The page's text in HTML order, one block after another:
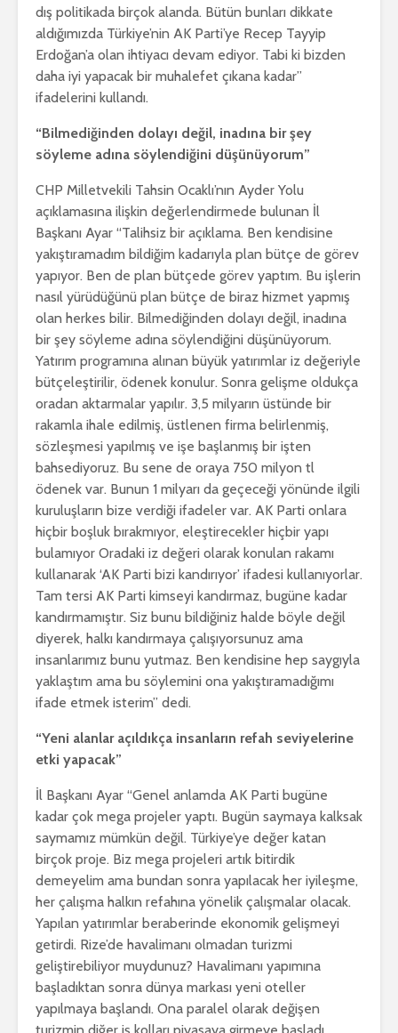
dış politikada birçok alanda. Bütün bunları dikkate
aldığımızda Türkiye’nin AK Parti’ye Recep Tayyip
Erdoğan’a olan ihtiyacı devam ediyor. Tabi ki bizden
daha iyi yapacak bir muhalefet çıkana kadar”
ifadelerini kullandı.
“Bilmediğinden dolayı değil, inadına bir şey
söyleme adına söylendiğini düşünüyorum”
CHP Milletvekili Tahsin Ocaklı’nın Ayder Yolu
açıklamasına ilişkin değerlendirmede bulunan İl
Başkanı Ayar “Talihsiz bir açıklama. Ben kendisine
yakıştıramadım bildiğim kadarıyla plan bütçe de görev
yapıyor. Ben de plan bütçede görev yaptım. Bu işlerin
nasıl yürüdüğünü plan bütçe de biraz hizmet yapmış
olan herkes bilir. Bilmediğinden dolayı değil, inadına
bir şey söyleme adına söylendiğini düşünüyorum.
Yatırım programına alınan büyük yatırımlar iz değeriyle
bütçeleştirilir, ödenek konulur. Sonra gelişme oldukça
oradan aktarmalar yapılır. 3,5 milyarın üstünde bir
rakamla ihale edilmiş, üstlenen firma belirlenmiş,
sözleşmesi yapılmış ve işe başlanmış bir işten
bahsediyoruz. Bu sene de oraya 750 milyon tl
ödenek var. Bunun 1 milyarı da geçeceği yönünde ilgili
kuruluşların bize verdiği ifadeler var. AK Parti onlara
hiçbir boşluk bırakmıyor, eleştirecekler hiçbir yapı
bulamıyor Oradaki iz değeri olarak konulan rakamı
kullanarak ‘AK Parti bizi kandırıyor’ ifadesi kullanıyorlar.
Tam tersi AK Parti kimseyi kandırmaz, bugüne kadar
kandırmamıştır. Siz bunu bildiğiniz halde böyle değil
diyerek, halkı kandırmaya çalışıyorsunuz ama
insanlarımız bunu yutmaz. Ben kendisine hep saygıyla
yaklaştım ama bu söylemini ona yakıştıramadığımı
ifade etmek isterim” dedi.
“Yeni alanlar açıldıkça insanların refah seviyelerine
etki yapacak”
İl Başkanı Ayar “Genel anlamda AK Parti bugüne
kadar çok mega projeler yaptı. Bugün saymaya kalksak
saymamız mümkün değil. Türkiye’ye değer katan
birçok proje. Biz mega projeleri artık bitirdik
demeyelim ama bundan sonra yapılacak her iyileşme,
her çalışma halkın refahına yönelik çalışmalar olacak.
Yapılan yatırımlar beraberinde ekonomik gelişmeyi
getirdi. Rize’de havalimanı olmadan turizmi
geliştirebiliyor muydunuz? Havalimanı yapımına
başladıktan sonra dünya markası yeni oteller
yapılmaya başlandı. Ona paralel olarak değişen